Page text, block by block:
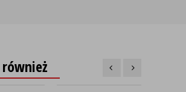
również